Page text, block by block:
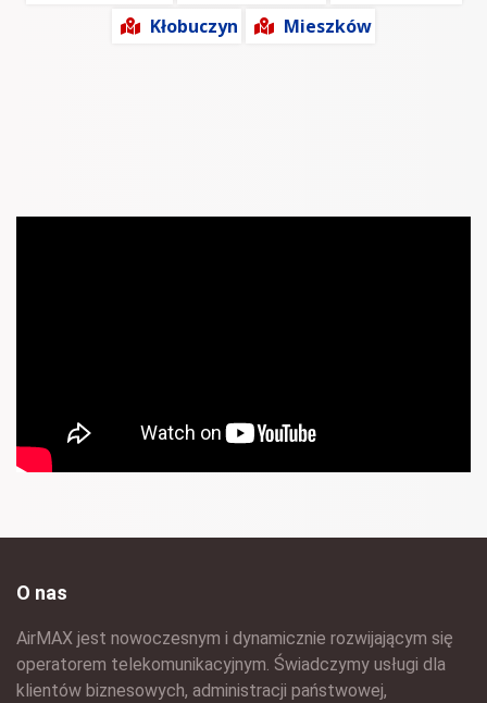
Kłobuczyn
Mieszków
O nas
AirMAX jest nowoczesnym i dynamicznie rozwijającym się
operatorem telekomunikacyjnym. Świadczymy usługi dla
klientów biznesowych, administracji państwowej,